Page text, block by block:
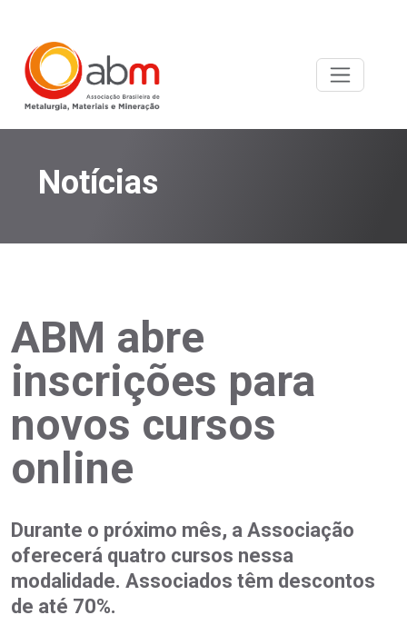
Notícias
ABM abre
inscrições para
novos cursos
online
Durante o próximo mês, a Associação
oferecerá quatro cursos nessa
modalidade. Associados têm descontos
de até 70%.